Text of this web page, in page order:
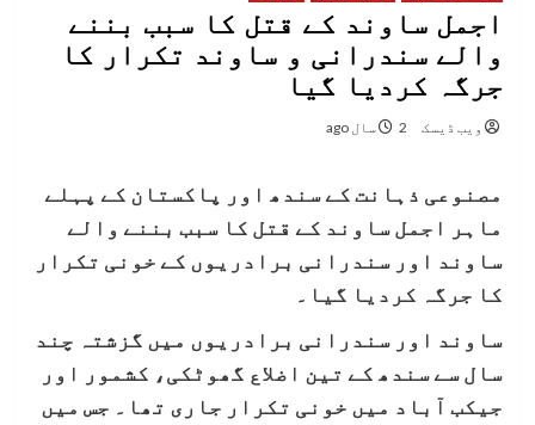
اجمل ساوند کے قتل کا سبب بننے
والے سندرانی و ساوند تکرار کا
جرگہ کردیا گیا
ویب ڈیسک 2 سال ago
مصنوعی ذہانت کے سندھ اور پاکستان کے پہلے
ماہر اجمل ساوند کے قتل کا سبب بننے والے
ساوند اور سندرانی برادریوں کے خونی تکرار
کا جرگہ کردیا گیا۔
ساوند اور سندرانی برادریوں میں گزشتہ چند
سال سے سندھ کے تین اضلاع گھوٹکی، کشمور اور
جیکب آباد میں خونی تکرار جاری تھا۔ جس میں